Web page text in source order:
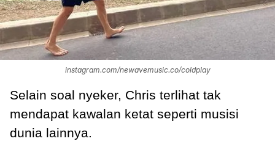
instagram.com/newavemusic.co/coldplay
Selain soal nyeker, Chris terlihat tak
mendapat kawalan ketat seperti musisi
dunia lainnya.